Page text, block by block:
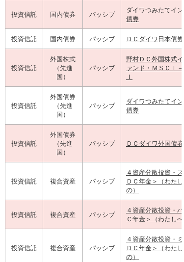
投資信託 国内債券 パッシブ
ダイワつみたてイ
債券
投資信託 国内債券 パッシブ ＤＣダイワ日本債
投資信託
外国株式
（先進
国）
パッシブ
野村ＤＣ外国株式
ァンド・ＭＳＣＩ
Ｉ
投資信託
外国債券
（先進
国）
パッシブ
ダイワつみたてイ
債券
投資信託
外国債券
（先進
国）
パッシブ ＤＣダイワ外国債
投資信託 複合資産 パッシブ
４資産分散投資・
ＤＣ年金＞（わたし
の）
投資信託 複合資産 パッシブ
４資産分散投資・
Ｃ年金＞（わたし
投資信託 複合資産 パッシブ
４資産分散投資・
ＤＣ年金＞（わたし
の）